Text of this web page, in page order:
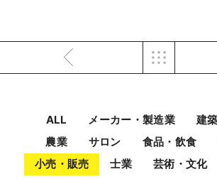
ALL メーカー・製造業 建
農業
サロン 食品・飲食
小売・販売
士業 芸術・文化